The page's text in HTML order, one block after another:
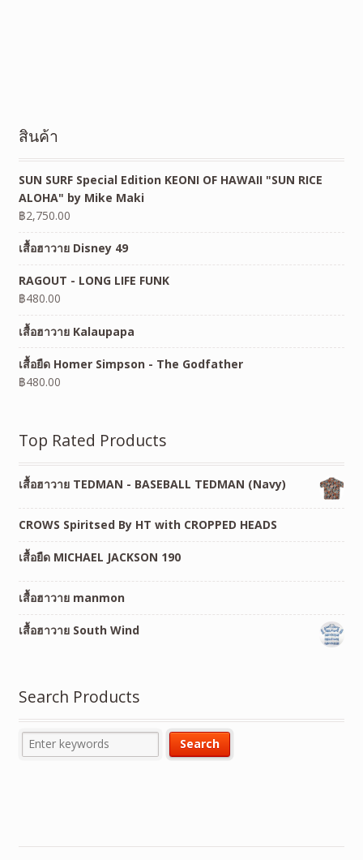
สินค้า
SUN SURF Special Edition KEONI OF HAWAII "SUN RICE
ALOHA" by Mike Maki
฿2,750.00
เสื้อฮาวาย Disney 49
RAGOUT - LONG LIFE FUNK
฿480.00
เสื้อฮาวาย Kalaupapa
เสื้อยืด Homer Simpson - The Godfather
฿480.00
Top Rated Products
เสื้อฮาวาย TEDMAN - BASEBALL TEDMAN (Navy)
CROWS Spiritsed By HT with CROPPED HEADS
เสื้อยืด MICHAEL JACKSON 190
เสื้อฮาวาย manmon
เสื้อฮาวาย South Wind
Search Products